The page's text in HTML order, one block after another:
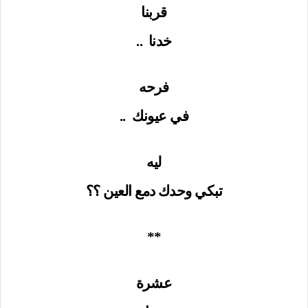
قربنا
خدنا ..
فرحه
في عيونك ..
ليه
تبكي وحدك دمع العين ؟؟
**
عشرة